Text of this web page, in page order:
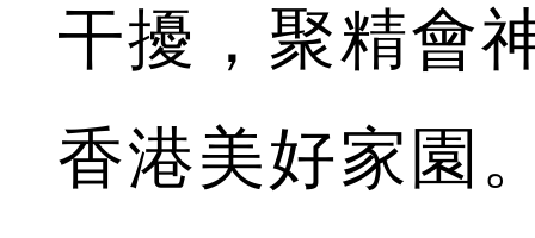
干擾，聚精會
香港美好家園